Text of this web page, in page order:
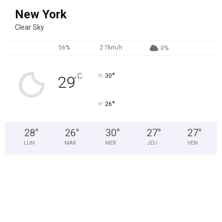
New York
Clear Sky
56% 2.7km/h 0%
29°C 30°
26°
28°
LUN
26°
MAR
30°
MER
27°
JEU
27°
VEN